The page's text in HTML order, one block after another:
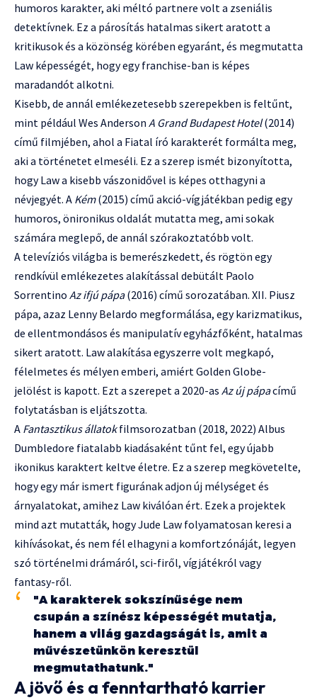
humoros karakter, aki méltó partnere volt a zseniális
detektívnek. Ez a párosítás hatalmas sikert aratott a
kritikusok és a közönség körében egyaránt, és megmutatta
Law képességét, hogy egy franchise-ban is képes
maradandót alkotni.
Kisebb, de annál emlékezetesebb szerepekben is feltűnt,
mint például Wes Anderson A Grand Budapest Hotel(2014)
című filmjében, ahol a Fiatal író karakterét formálta meg,
aki a történetet elmeséli. Ez a szerep ismét bizonyította,
hogy Law a kisebb vászonidővel is képes otthagyni a
névjegyét. A Kém(2015) című akció-vígjátékban pedig egy
humoros, önironikus oldalát mutatta meg, ami sokak
számára meglepő, de annál szórakoztatóbb volt.
A televíziós világba is bemerészkedett, és rögtön egy
rendkívül emlékezetes alakítással debütált Paolo
Sorrentino Az ifjú pápa(2016) című sorozatában. XII. Piusz
pápa, azaz Lenny Belardo megformálása, egy karizmatikus,
de ellentmondásos és manipulatív egyházfőként, hatalmas
sikert aratott. Law alakítása egyszerre volt megkapó,
félelmetes és mélyen emberi, amiért Golden Globe-
jelölést is kapott. Ezt a szerepet a 2020-as Az új pápacímű
folytatásban is eljátszotta.
A Fantasztikus állatokfilmsorozatban (2018, 2022) Albus
Dumbledore fiatalabb kiadásaként tűnt fel, egy újabb
ikonikus karaktert keltve életre. Ez a szerep megkövetelte,
hogy egy már ismert figurának adjon új mélységet és
árnyalatokat, amihez Law kiválóan ért. Ezek a projektek
mind azt mutatták, hogy Jude Law folyamatosan keresi a
kihívásokat, és nem fél elhagyni a komfortzónáját, legyen
szó történelmi drámáról, sci-firől, vígjátékról vagy
fantasy-ről.
"A karakterek sokszínűsége nem
csupán a színész képességét mutatja,
hanem a világ gazdagságát is, amit a
művészetünkön keresztül
megmutathatunk."
A jövő és a fenntartható karrier